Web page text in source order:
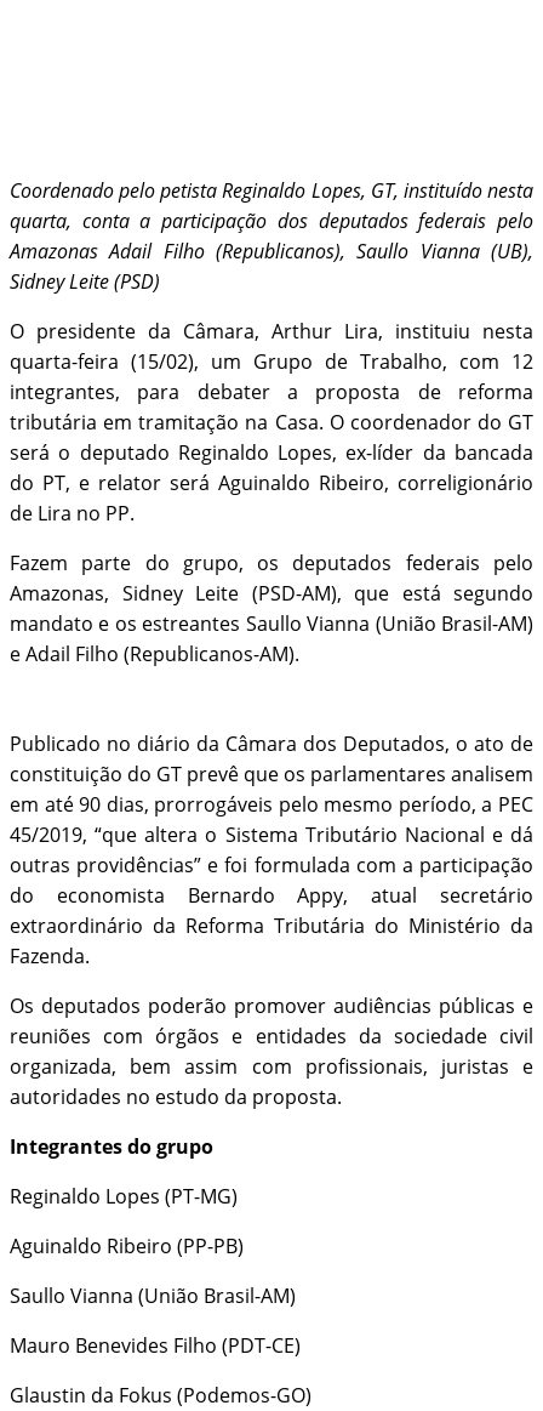
Coordenado pelo petista Reginaldo Lopes, GT, instituído nesta
quarta, conta a participação dos deputados federais pelo
Amazonas Adail Filho (Republicanos), Saullo Vianna (UB),
Sidney Leite (PSD)
O presidente da Câmara, Arthur Lira, instituiu nesta
quarta-feira (15/02), um Grupo de Trabalho, com 12
integrantes, para debater a proposta de reforma
tributária em tramitação na Casa. O coordenador do GT
será o deputado Reginaldo Lopes, ex-líder da bancada
do PT, e relator será Aguinaldo Ribeiro, correligionário
de Lira no PP.
Fazem parte do grupo, os deputados federais pelo
Amazonas, Sidney Leite (PSD-AM), que está segundo
mandato e os estreantes Saullo Vianna (União Brasil-AM)
e Adail Filho (Republicanos-AM).
Publicado no diário da Câmara dos Deputados, o ato de
constituição do GT prevê que os parlamentares analisem
em até 90 dias, prorrogáveis pelo mesmo período, a PEC
45/2019, “que altera o Sistema Tributário Nacional e dá
outras providências” e foi formulada com a participação
do economista Bernardo Appy, atual secretário
extraordinário da Reforma Tributária do Ministério da
Fazenda.
Os deputados poderão promover audiências públicas e
reuniões com órgãos e entidades da sociedade civil
organizada, bem assim com profissionais, juristas e
autoridades no estudo da proposta.
Integrantes do grupo
Reginaldo Lopes (PT-MG)
Aguinaldo Ribeiro (PP-PB)
Saullo Vianna (União Brasil-AM)
Mauro Benevides Filho (PDT-CE)
Glaustin da Fokus (Podemos-GO)